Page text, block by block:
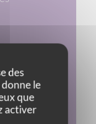
des
le
que
activer